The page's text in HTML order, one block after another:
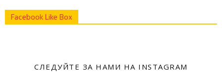
Facebook Like Box
СЛЕДУЙТЕ ЗА НАМИ НА INSTAGRAM